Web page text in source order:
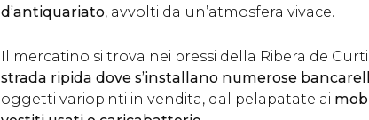
d’antiquariato, avvolti da un’atmosfera vivace.
Il mercatino si trova nei pressi della Ribera de
strada ripida dove s’installano numerose
oggetti variopinti in vendita, dal pelapatate ai